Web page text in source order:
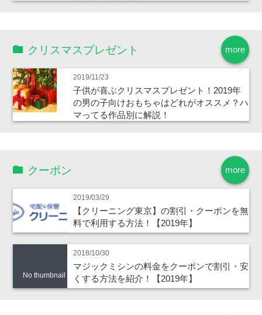
more
クリスマスプレゼント
2019/11/23
子供が喜ぶクリスマスプレゼント！2019年
の男の子向けおもちゃはどれがオススメ？ハ
マってる作品別に解説！
more
クーポン
2019/03/29
【クリーニング東京】の割引・クーポンを無
料で利用する方法！【2019年】
No thumbnail
2018/10/30
マジックミシンの料金をクーポンで割引・安
くする方法を紹介！【2019年】